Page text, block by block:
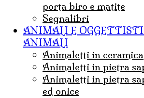
porta biro e matite
Segnalibri
ANIMALI E OGGETTISTICA CON
ANIMALI
animaletti in ceramica
animaletti in pietra
Animaletti in pietra saponaria, pietra
ed onice